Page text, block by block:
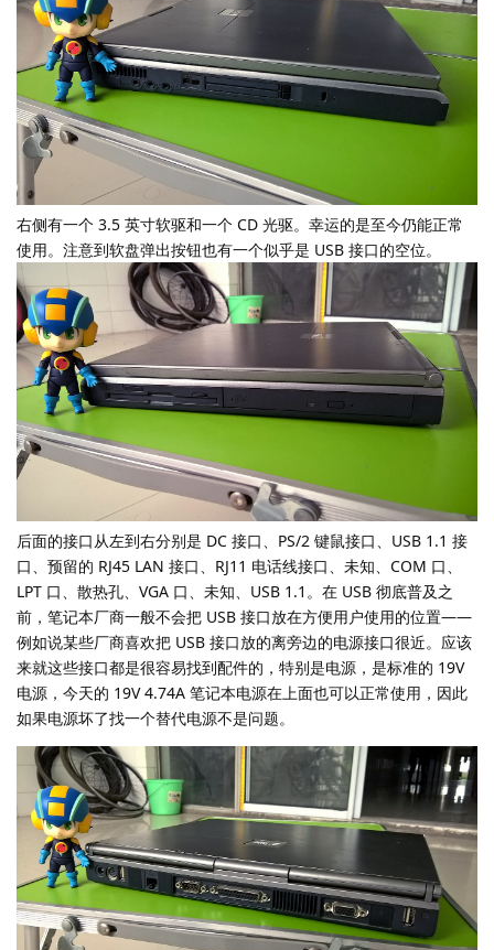
右侧有一个 3.5 英寸软驱和一个 CD 光驱。幸运的是至今仍能正常
使用。注意到软盘弹出按钮也有一个似乎是 USB 接口的空位。
后面的接口从左到右分别是 DC 接口、PS/2 键鼠接口、USB 1.1 接
口、预留的 RJ45 LAN 接口、RJ11 电话线接口、未知、COM 口、
LPT 口、散热孔、VGA 口、未知、USB 1.1。在 USB 彻底普及之
前，笔记本厂商一般不会把 USB 接口放在方便用户使用的位置——
例如说某些厂商喜欢把 USB 接口放的离旁边的电源接口很近。应该
来就这些接口都是很容易找到配件的，特别是电源，是标准的 19V
电源，今天的 19V 4.74A 笔记本电源在上面也可以正常使用，因此
如果电源坏了找一个替代电源不是问题。